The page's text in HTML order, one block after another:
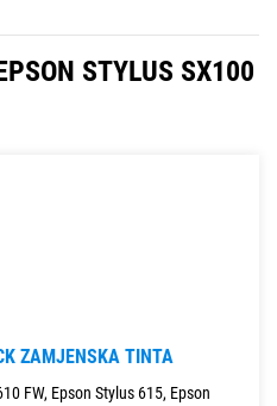
STYLUS SX100
ZAMJENSKA TINTA
FW, Epson Stylus 615, Epson